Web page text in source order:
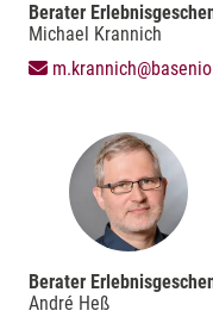
Berater
Michael Krannich
Berater
André Heß